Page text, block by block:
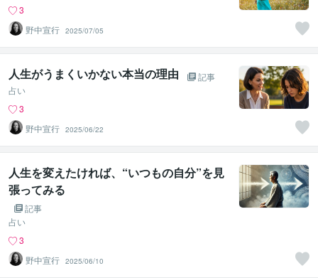
3
野中宣行 2025/07/05
人生がうまくいかない本当の理由
記事
占い
3
野中宣行 2025/06/22
人生を変えたければ、“いつもの自分”を見
張ってみる
記事
占い
3
野中宣行 2025/06/10